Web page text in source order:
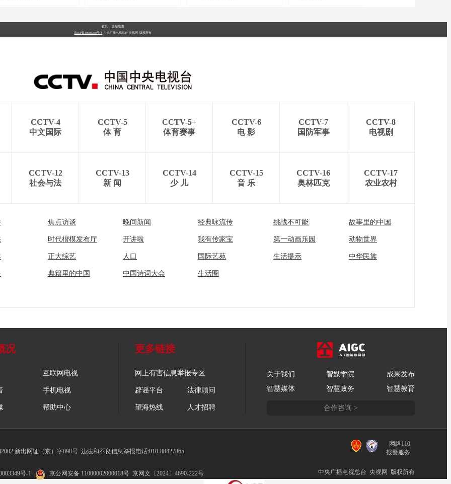
首页 全站地图
京ICP备10003349号-1 中央广播电视总台 央视网 版权所有
CCTV-4
中文国际
CCTV-5
体 育
CCTV-5+
体育赛事
CCTV-6
电 影
CCTV-7
国防军事
CCTV-8
电视剧
CCTV-12
社会与法
CCTV-13
新 闻
CCTV-14
少 儿
CCTV-15
音 乐
CCTV-16
奥林匹克
CCTV-17
农业农村
焦点访谈 晚间新闻 经典咏流传 挑战不可能 故事里的中国
时代楷模发布厅 开讲啦 我有传家宝 第一动画乐园 动物世界
正大综艺 人口 国际艺苑 生活提示 中华民族
典籍里的中国 中国诗词大会 生活圈
况
互联网电视
手机电视
帮助中心
更多链接
网上有害信息举报专区
辟谣平台 法律顾问
望海热线 人才招聘
关于我们 智媒学院
成果发布
智慧媒体
智慧政务 智慧教育
合作咨询 >
新出网证（京）字098号 违法和不良信息举报电话:010-88427865
号-1 京公网安备 11000002000018号 京网文〔2024〕4690-222号
网络110
报警服务
中央广播电视总台 央视网 版权所有